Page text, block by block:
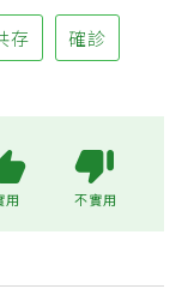
存 確診
用 不實用